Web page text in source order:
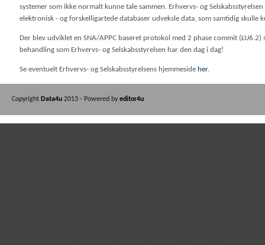
systemer som ikke normalt kunne tale sammen. Erhvervs- og
elektronisk - og forskelligartede databaser udveksle data, som samtidig skulle
Der blev udviklet en SNA/APPC baseret protokol med 2 phase commit
behandling som Erhvervs- og Selskabsstyrelsen har den dag i dag!
Se eventuelt Erhvervs- og Selskabsstyrelsens hjemmeside her.
Copyright Data4u 2013 - Powered by editor4u